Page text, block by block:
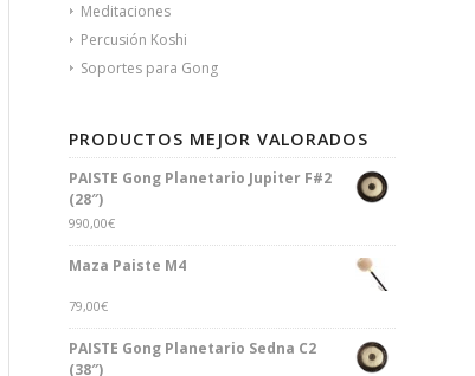
Meditaciones
Percusión Koshi
Soportes para Gong
PRODUCTOS MEJOR VALORADOS
PAISTE Gong Planetario Jupiter F#2
(28″)
990,00€
Maza Paiste M4
79,00€
PAISTE Gong Planetario Sedna C2
(38″)